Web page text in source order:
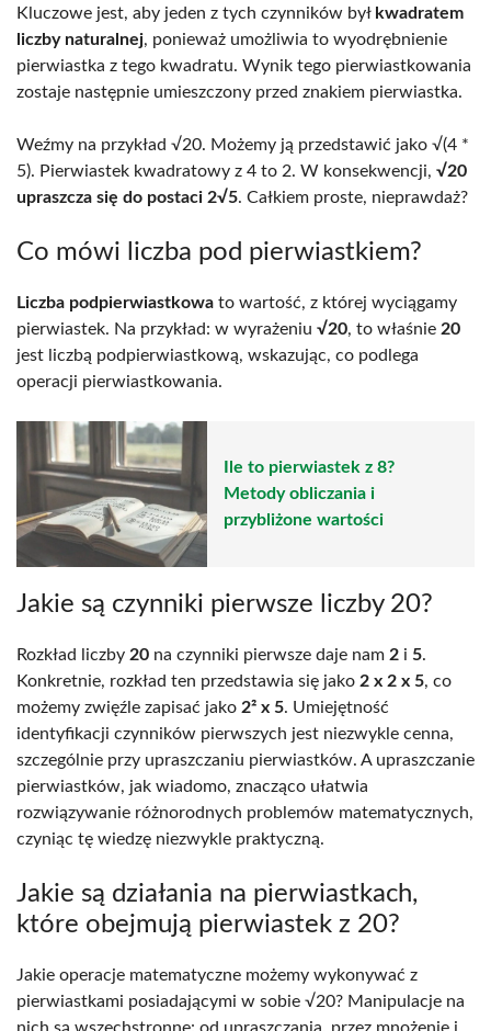
Kluczowe jest, aby jeden z tych czynników był kwadratem
liczby naturalnej, ponieważ umożliwia to wyodrębnienie
pierwiastka z tego kwadratu. Wynik tego pierwiastkowania
zostaje następnie umieszczony przed znakiem pierwiastka.
Weźmy na przykład √20. Możemy ją przedstawić jako √(4 *
5). Pierwiastek kwadratowy z 4 to 2. W konsekwencji, √20
upraszcza się do postaci 2√5. Całkiem proste, nieprawdaż?
Co mówi liczba pod pierwiastkiem?
Liczba podpierwiastkowa to wartość, z której wyciągamy
pierwiastek. Na przykład: w wyrażeniu √20, to właśnie 20
jest liczbą podpierwiastkową, wskazując, co podlega
operacji pierwiastkowania.
Ile to pierwiastek z 8?
Metody obliczania i
przybliżone wartości
Jakie są czynniki pierwsze liczby 20?
Rozkład liczby 20 na czynniki pierwsze daje nam 2 i 5.
Konkretnie, rozkład ten przedstawia się jako 2 x 2 x 5, co
możemy zwięźle zapisać jako 2² x 5. Umiejętność
identyfikacji czynników pierwszych jest niezwykle cenna,
szczególnie przy upraszczaniu pierwiastków. A upraszczanie
pierwiastków, jak wiadomo, znacząco ułatwia
rozwiązywanie różnorodnych problemów matematycznych,
czyniąc tę wiedzę niezwykle praktyczną.
Jakie są działania na pierwiastkach,
które obejmują pierwiastek z 20?
Jakie operacje matematyczne możemy wykonywać z
pierwiastkami posiadającymi w sobie √20? Manipulacje na
nich są wszechstronne: od upraszczania, przez mnożenie i